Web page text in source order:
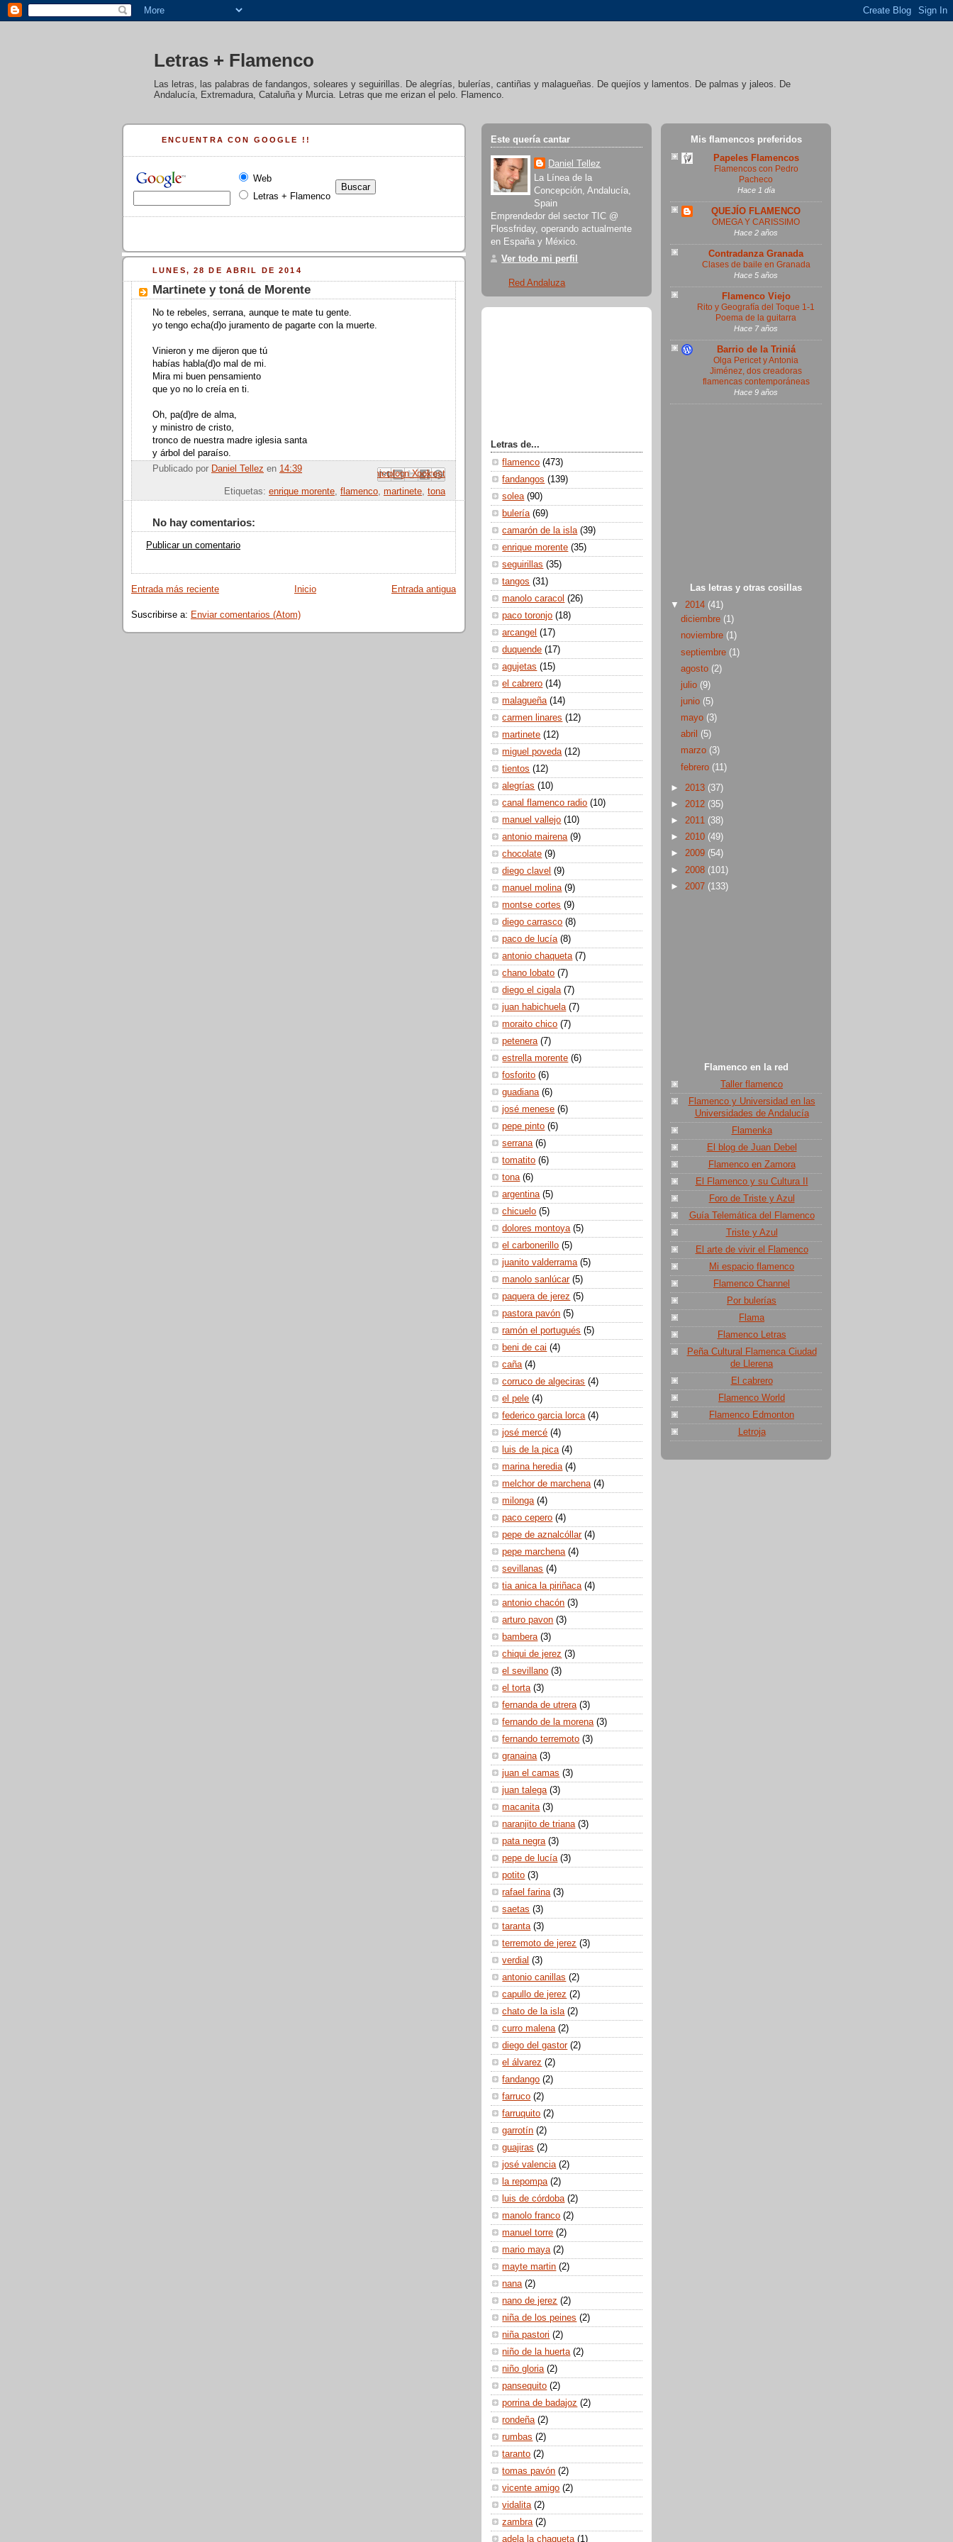
Letras + Flamenco
Las letras, las palabras de fandangos, soleares y seguirillas. De alegrías, bulerías, cantiñas y malagueñas. De quejíos y lamentos. De palmas y jaleos. De
Andalucía, Extremadura, Cataluña y Murcia. Letras que me erizan el pelo. Flamenco.
ENCUENTRA CON GOOGLE !!
Web
Letras + Flamenco
LUNES, 28 DE ABRIL DE 2014
Martinete y toná de Morente
No te rebeles, serrana, aunque te mate tu gente.
yo tengo echa(d)o juramento de pagarte con la muerte.
Vinieron y me dijeron que tú
habías habla(d)o mal de mi.
Mira mi buen pensamiento
que yo no lo creía en ti.
Oh, pa(d)re de alma,
y ministro de cristo,
tronco de nuestra madre iglesia santa
y árbol del paraíso.
Publicado por Daniel Tellez en 14:39
Enviar por correo electrónico
Escribe un blog
Compartir en X
Compartir con Facebook
Compartir en Pinterest
Etiquetas: enrique morente flamenco martinete tona
No hay comentarios:
Publicar un comentario
Entrada más reciente Entrada antigua
Inicio
Suscribirse a: Enviar comentarios (Atom)
Mis flamencos preferidos
Papeles Flamencos
Flamencos con Pedro
Pacheco
Hace 1 día
QUEJÍO FLAMENCO
OMEGA Y CARISSIMO
Hace 2 años
Contradanza Granada
Clases de baile en Granada
Hace 5 años
Flamenco Viejo
Rito y Geografía del Toque 1-1
Poema de la guitarra
Hace 7 años
Barrio de la Triniá
Olga Pericet y Antonia
Jiménez, dos creadoras
flamencas contemporáneas
Hace 9 años
Las letras y otras cosillas
▼ 2014 (41)
diciembre (1)
noviembre (1)
septiembre (1)
agosto (2)
julio (9)
junio (5)
mayo (3)
abril (5)
marzo (3)
febrero (11)
► 2013 (37)
► 2012 (35)
► 2011 (38)
► 2010 (49)
► 2009 (54)
► 2008 (101)
► 2007 (133)
Flamenco en la red
Taller flamenco
Flamenco y Universidad en las
Universidades de Andalucía
Flamenka
El blog de Juan Debel
Flamenco en Zamora
El Flamenco y su Cultura II
Foro de Triste y Azul
Guía Telemática del Flamenco
Triste y Azul
El arte de vivir el Flamenco
Mi espacio flamenco
Flamenco Channel
Por bulerías
Flama
Flamenco Letras
Peña Cultural Flamenca Ciudad
de Llerena
El cabrero
Flamenco World
Flamenco Edmonton
Letroja
Este quería cantar
Daniel Tellez
La Línea de la
Concepción, Andalucía,
Spain
Emprendedor del sector TIC @
Flossfriday, operando actualmente
en España y México.
Ver todo mi perfil
Red Andaluza
Letras de...
flamenco (473)
fandangos (139)
solea (90)
bulería (69)
camarón de la isla (39)
enrique morente (35)
seguirillas (35)
tangos (31)
manolo caracol (26)
paco toronjo (18)
arcangel (17)
duquende (17)
agujetas (15)
el cabrero (14)
malagueña (14)
carmen linares (12)
martinete (12)
miguel poveda (12)
tientos (12)
alegrías (10)
canal flamenco radio (10)
manuel vallejo (10)
antonio mairena (9)
chocolate (9)
diego clavel (9)
manuel molina (9)
montse cortes (9)
diego carrasco (8)
paco de lucía (8)
antonio chaqueta (7)
chano lobato (7)
diego el cigala (7)
juan habichuela (7)
moraito chico (7)
petenera (7)
estrella morente (6)
fosforito (6)
guadiana (6)
josé menese (6)
pepe pinto (6)
serrana (6)
tomatito (6)
tona (6)
argentina (5)
chicuelo (5)
dolores montoya (5)
el carbonerillo (5)
juanito valderrama (5)
manolo sanlúcar (5)
paquera de jerez (5)
pastora pavón (5)
ramón el portugués (5)
beni de cai (4)
caña (4)
corruco de algeciras (4)
el pele (4)
federico garcia lorca (4)
josé mercé (4)
luis de la pica (4)
marina heredia (4)
melchor de marchena (4)
milonga (4)
paco cepero (4)
pepe de aznalcóllar (4)
pepe marchena (4)
sevillanas (4)
tia anica la piriñaca (4)
antonio chacón (3)
arturo pavon (3)
bambera (3)
chiqui de jerez (3)
el sevillano (3)
el torta (3)
fernanda de utrera (3)
fernando de la morena (3)
fernando terremoto (3)
granaina (3)
juan el camas (3)
juan talega (3)
macanita (3)
naranjito de triana (3)
pata negra (3)
pepe de lucía (3)
potito (3)
rafael farina (3)
saetas (3)
taranta (3)
terremoto de jerez (3)
verdial (3)
antonio canillas (2)
capullo de jerez (2)
chato de la isla (2)
curro malena (2)
diego del gastor (2)
el álvarez (2)
fandango (2)
farruco (2)
farruquito (2)
garrotín (2)
guajiras (2)
josé valencia (2)
la repompa (2)
luis de córdoba (2)
manolo franco (2)
manuel torre (2)
mario maya (2)
mayte martin (2)
nana (2)
nano de jerez (2)
niña de los peines (2)
niña pastori (2)
niño de la huerta (2)
niño gloria (2)
pansequito (2)
porrina de badajoz (2)
rondeña (2)
rumbas (2)
taranto (2)
tomas pavón (2)
vicente amigo (2)
vidalita (2)
zambra (2)
adela la chaqueta (1)